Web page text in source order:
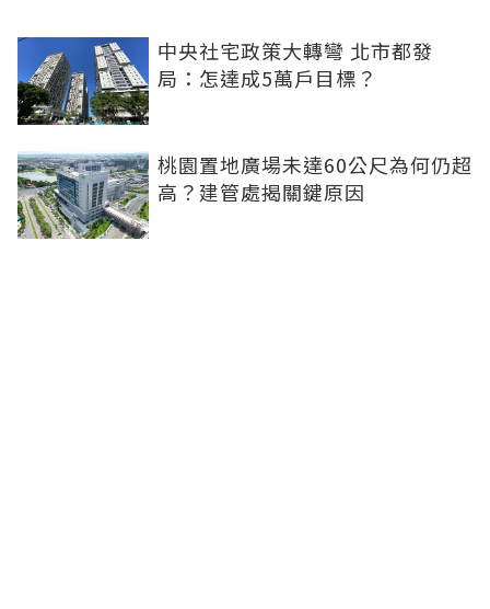
中央社宅政策大轉彎 北市都發
局：怎達成5萬戶目標？
桃園置地廣場未達60公尺為何仍超
高？建管處揭關鍵原因